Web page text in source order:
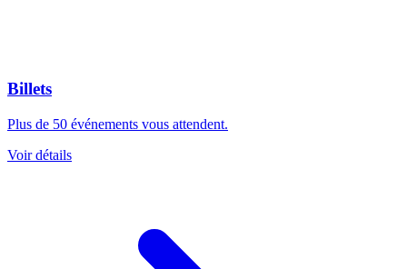
Billets
Plus de 50 événements vous attendent.
Voir détails